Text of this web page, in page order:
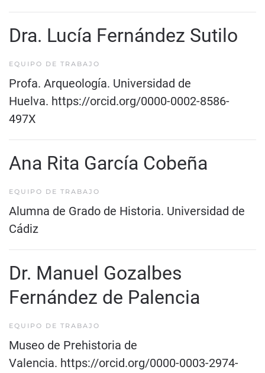
Dra. Lucía Fernández Sutilo
EQUIPO DE TRABAJO
Profa. Arqueología. Universidad de
Huelva. https://orcid.org/0000-0002-8586-
497X
Ana Rita García Cobeña
EQUIPO DE TRABAJO
Alumna de Grado de Historia. Universidad de
Cádiz
Dr. Manuel Gozalbes
Fernández de Palencia
EQUIPO DE TRABAJO
Museo de Prehistoria de
Valencia. https://orcid.org/0000-0003-2974-